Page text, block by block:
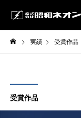
実績 受賞作品
受賞作品